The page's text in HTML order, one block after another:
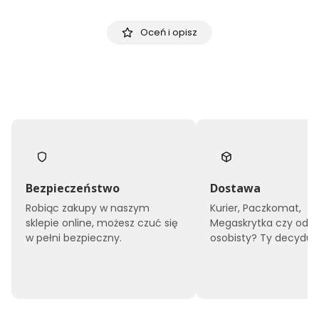
Oceń i opisz
Bezpieczeństwo
Robiąc zakupy w naszym
sklepie online, możesz czuć się
w pełni bezpieczny.
Dostawa
Kurier, Paczkomat,
Megaskrytka czy
osobisty? Ty